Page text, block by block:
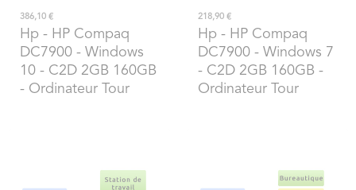
386,10 €
Hp - HP Compaq
DC7900 - Windows
10 - C2D 2GB 160GB
- Ordinateur Tour
218,90 €
Hp - HP Compaq
DC7900 - Windows 7
- C2D 2GB 160GB -
Ordinateur Tour